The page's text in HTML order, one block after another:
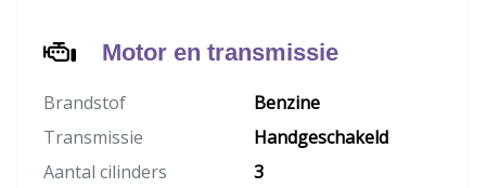
Motor en transmissie
Brandstof
Benzine
Transmissie
Handgeschakeld
Aantal cilinders
3